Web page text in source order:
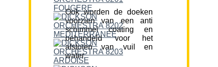
Ook worden de doeken
voorzien van een anti
schimmel coating en
behandeld voor het
afstoten van vuil en
water.